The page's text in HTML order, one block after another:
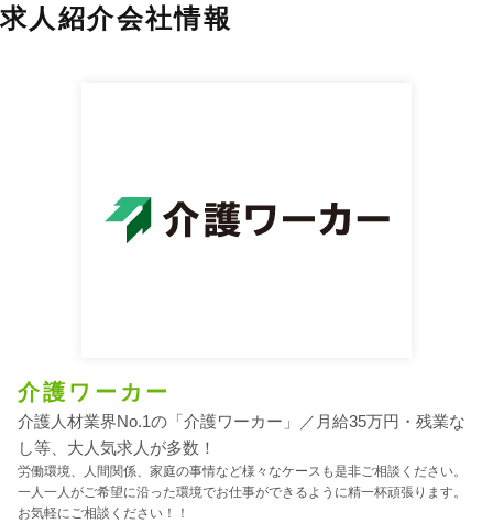
求人紹介会社情報
介護ワーカー
介護人材業界No.1の「介護ワーカー」／月給35万円・残業な
し等、大人気求人が多数！
労働環境、人間関係、家庭の事情など様々なケースも是非ご相談ください。
一人一人がご希望に沿った環境でお仕事ができるように精一杯頑張ります。
お気軽にご相談ください！！